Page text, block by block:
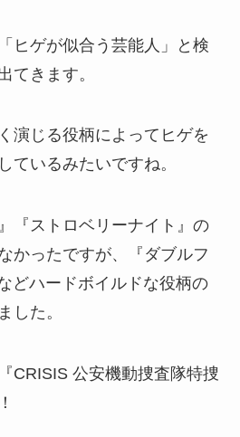
ヒゲが似合う芸能人」と検
てきます。
演じる役柄によってヒゲを
ているみたいですね。
『ストロベリーナイト』の
かったですが、『ダブルフ
どハードボイルドな役柄の
した。
CRISIS 公安機動捜査隊特捜